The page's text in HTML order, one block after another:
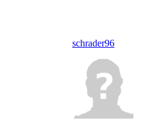
schrader96